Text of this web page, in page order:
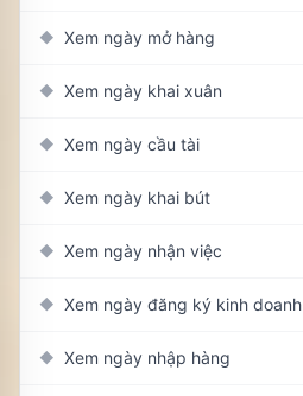
◆ Xem ngày mở hàng
◆ Xem ngày khai xuân
◆ Xem ngày cầu tài
◆ Xem ngày khai bút
◆ Xem ngày nhận việc
◆ Xem ngày đăng ký kinh doanh
◆ Xem ngày nhập hàng